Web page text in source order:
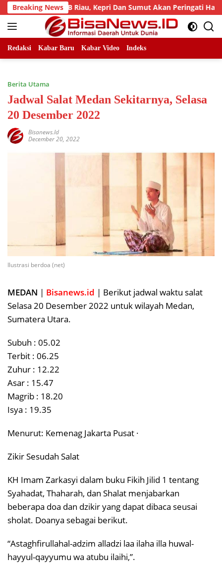
Skip
to
content
Breaking News
LLMB Riau, Kepri Dan Sumut Akan Peringati Harlah Ke-25
Redaksi Kabar Baru Kabar Video Indeks
Berita Utama
Jadwal Salat Medan Sekitarnya, Selasa
20 Desember 2022
Bisanews.id
December 20, 2022
Ilustrasi berdoa (net)
MEDAN | Bisanews.id | Berikut jadwal waktu salat
Selasa 20 Desember 2022 untuk wilayah Medan,
Sumatera Utara.
Subuh : 05.02
Terbit : 06.25
Zuhur : 12.22
Asar : 15.47
Magrib : 18.20
Isya : 19.35
Menurut: Kemenag Jakarta Pusat ·
Zikir Sesudah Salat
KH Imam Zarkasyi dalam buku Fikih Jilid 1 tentang
Syahadat, Thaharah, dan Shalat menjabarkan
beberapa doa dan dzikir yang dapat dibaca seusai
sholat. Doanya sebagai berikut.
“Astaghfirullahal-adzim alladzi laa ilaha illa huwal-
hayyul-qayyumu wa atubu ilaihi,”.